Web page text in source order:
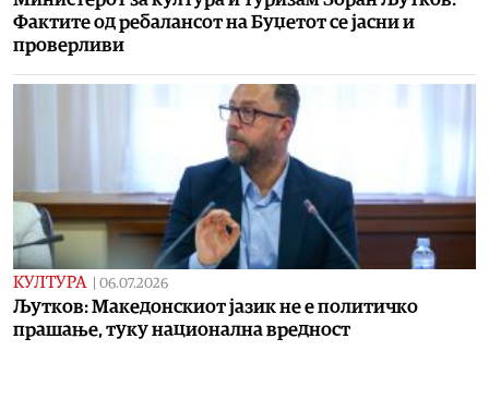
Фактите од ребалансот на Буџетот се јасни и
проверливи
КУЛТУРА 06.07.2026
Љутков: Македонскиот јазик не е политичко
прашање, туку национална вредност